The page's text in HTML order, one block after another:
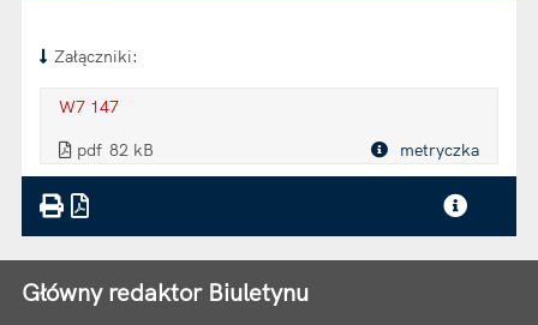
Załączniki:
W7 147
pdf 82 kB metryczka
Główny redaktor Biuletynu